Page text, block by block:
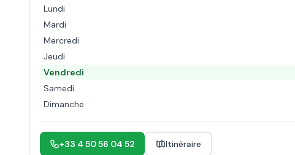
Lundi
Mardi
Mercredi
Jeudi
Vendredi
Samedi
Dimanche
+33 4 50 56 04 52 Itinéraire